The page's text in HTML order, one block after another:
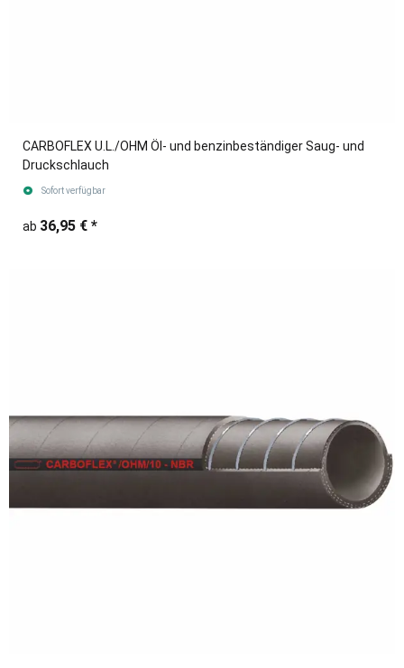
CARBOFLEX U.L./OHM Öl- und benzinbeständiger Saug- und
Druckschlauch
Sofort verfügbar
ab 36,95 € *